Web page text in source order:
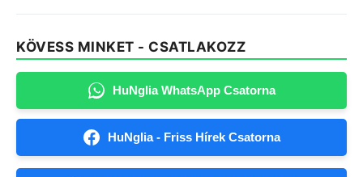
KÖVESS MINKET - CSATLAKOZZ
HuNglia WhatsApp Csatorna
HuNglia - Friss Hírek Csatorna